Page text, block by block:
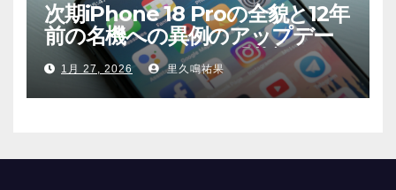
次期iPhone 18 Proの全貌と12年
前の名機への異例のアップデー
ト——Appleが示す「革新」と
「責任」
1月 27, 2026 里久鳴祐果